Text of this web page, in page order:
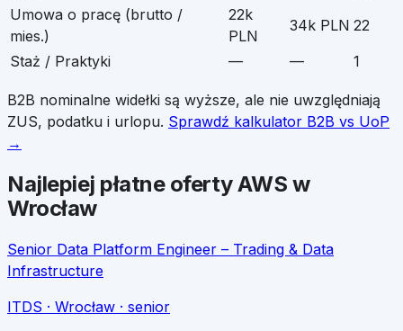
Umowa o pracę (brutto /
mies.)
22k
PLN
34k PLN 22
Staż / Praktyki
— — 1
B2B nominalne widełki są wyższe, ale nie uwzględniają
ZUS, podatku i urlopu. Sprawdź kalkulator B2B vs UoP
→
Najlepiej płatne ofertyAWS w
Wrocław
Senior Data Platform Engineer – Trading & Data
Infrastructure
ITDS · Wrocław · senior